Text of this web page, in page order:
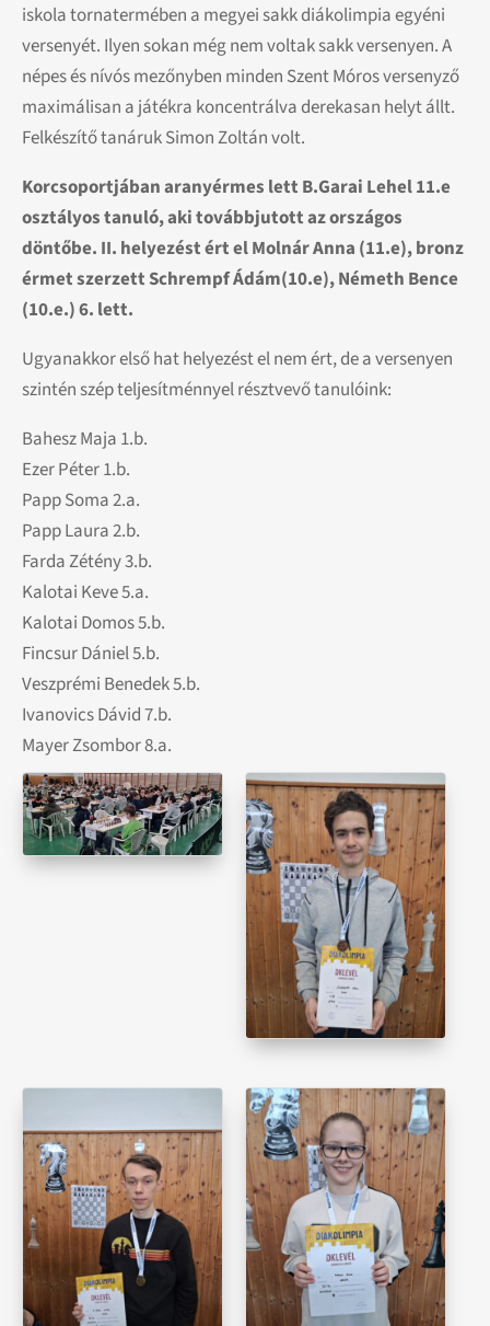
iskola tornatermében a megyei sakk diákolimpia egyéni
versenyét. Ilyen sokan még nem voltak sakk versenyen. A
népes és nívós mezőnyben minden Szent Móros versenyző
maximálisan a játékra koncentrálva derekasan helyt állt.
Felkészítő tanáruk Simon Zoltán volt.
Korcsoportjában aranyérmes lett B.Garai Lehel 11.e
osztályos tanuló, aki továbbjutott az országos
döntőbe. II. helyezést ért el Molnár Anna (11.e), bronz
érmet szerzett Schrempf Ádám(10.e), Németh Bence
(10.e.) 6. lett.
Ugyanakkor első hat helyezést el nem ért, de a versenyen
szintén szép teljesítménnyel résztvevő tanulóink:
Bahesz Maja 1.b.
Ezer Péter 1.b.
Papp Soma 2.a.
Papp Laura 2.b.
Farda Zétény 3.b.
Kalotai Keve 5.a.
Kalotai Domos 5.b.
Fincsur Dániel 5.b.
Veszprémi Benedek 5.b.
Ivanovics Dávid 7.b.
Mayer Zsombor 8.a.